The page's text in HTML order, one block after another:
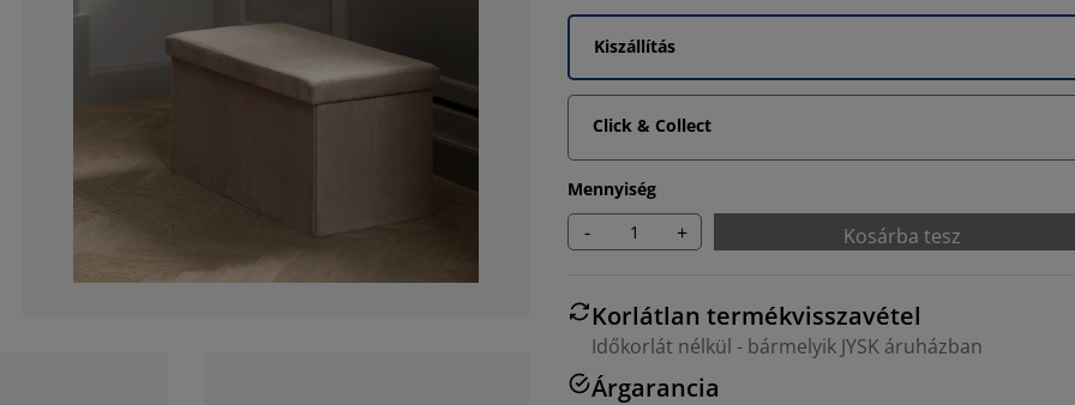
Kiszállítás
Click & Collect
Mennyiség
- + Kosárba tesz
Korlátlan termékvisszavétel
Időkorlát nélkül - bármelyik JYSK áruházban
Árgarancia